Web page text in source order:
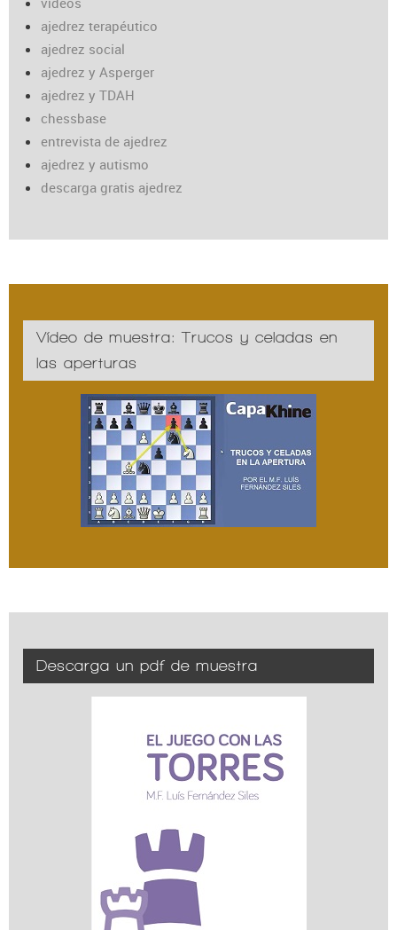
ajedrez terapéutico
ajedrez social
ajedrez y Asperger
ajedrez y TDAH
chessbase
entrevista de ajedrez
ajedrez y autismo
descarga gratis ajedrez
Vídeo de muestra: Trucos y celadas en
las aperturas
Descarga un pdf de muestra